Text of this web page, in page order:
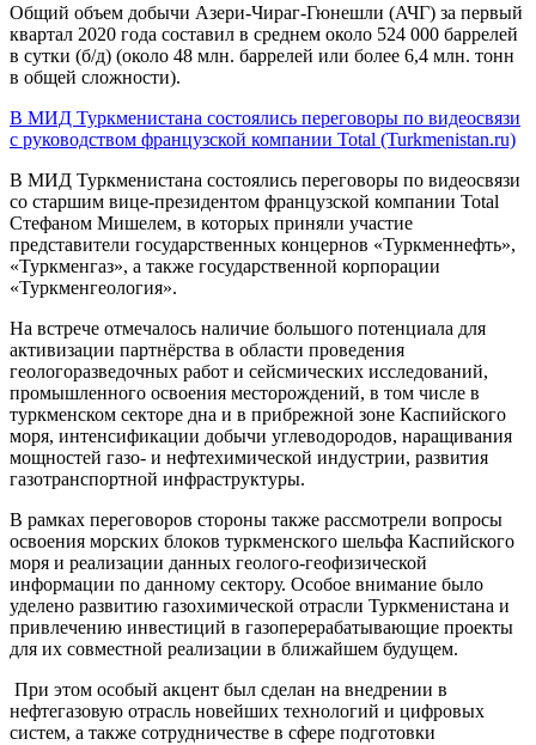
Общий объем добычи Азери-Чираг-Гюнешли (АЧГ) за первый
квартал 2020 года составил в среднем около 524 000 баррелей
в сутки (б/д) (около 48 млн. баррелей или более 6,4 млн. тонн
в общей сложности).
В МИД Туркменистана состоялись переговоры по видеосвязи
с руководством французской компании Total (Turkmenistan.ru)
В МИД Туркменистана состоялись переговоры по видеосвязи
со старшим вице-президентом французской компании Total
Стефаном Мишелем, в которых приняли участие
представители государственных концернов «Туркменнефть»,
«Туркменгаз», а также государственной корпорации
«Туркменгеология».
На встрече отмечалось наличие большого потенциала для
активизации партнёрства в области проведения
геологоразведочных работ и сейсмических исследований,
промышленного освоения месторождений, в том числе в
туркменском секторе дна и в прибрежной зоне Каспийского
моря, интенсификации добычи углеводородов, наращивания
мощностей газо- и нефтехимической индустрии, развития
газотранспортной инфраструктуры.
В рамках переговоров стороны также рассмотрели вопросы
освоения морских блоков туркменского шельфа Каспийского
моря и реализации данных геолого-геофизической
информации по данному сектору. Особое внимание было
уделено развитию газохимической отрасли Туркменистана и
привлечению инвестиций в газоперерабатывающие проекты
для их совместной реализации в ближайшем будущем.
При этом особый акцент был сделан на внедрении в
нефтегазовую отрасль новейших технологий и цифровых
систем, а также сотрудничестве в сфере подготовки